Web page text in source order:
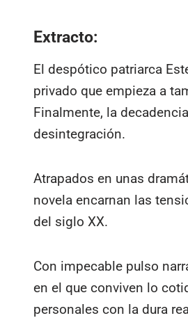
Extracto:
El despótico patriarca
privado que empieza a
Finalmente, la
desintegración.
Atrapados en unas
novela encarnan las
del siglo XX.
Con impecable pulso
en el que conviven lo
personales con la dura